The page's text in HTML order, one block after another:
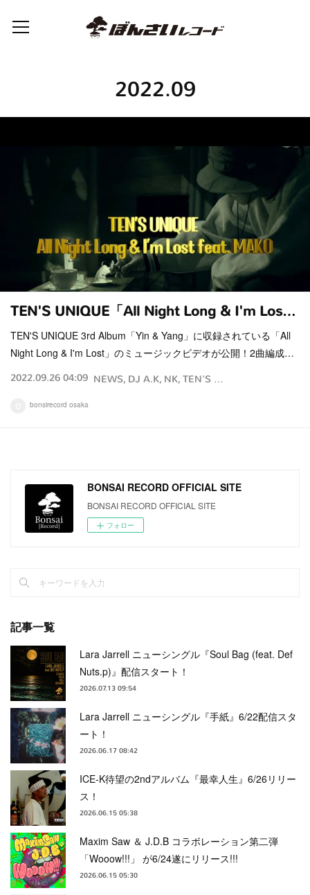
2022.09
TEN'S UNIQUE「All Night Long & I'm Los…
TEN'S UNIQUE 3rd Album「Yin & Yang」に収録されている「All
Night Long & I'm Lost」のミュージックビデオが公開！2曲編成…
2022.09.26 04:09 NEWS DJ A.K NK TEN'S UNIQUE
bonsirecord osaka
BONSAI RECORD OFFICIAL SITE
BONSAI RECORD OFFICIAL SITE
フォロー
記事一覧
Lara Jarrell ニューシングル『Soul Bag (feat. Def
Nuts.p)』配信スタート！
2026.07.13 09:54
Lara Jarrell ニューシングル『手紙』6/22配信スタ
ート！
2026.06.17 08:42
ICE-K待望の2ndアルバム『最幸人生』6/26リリー
ス！
2026.06.15 05:38
Maxim Saw ＆ J.D.B コラボレーション第二弾
「Wooow!!!」 が6/24遂にリリース!!!
2026.06.15 05:30